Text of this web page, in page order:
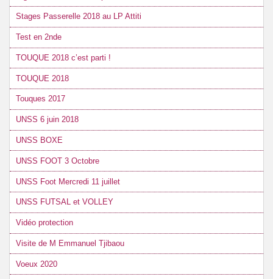
Stages Passerelle 2018 au LP Attiti
Test en 2nde
TOUQUE 2018 c’est parti !
TOUQUE 2018
Touques 2017
UNSS 6 juin 2018
UNSS BOXE
UNSS FOOT 3 Octobre
UNSS Foot Mercredi 11 juillet
UNSS FUTSAL et VOLLEY
Vidéo protection
Visite de M Emmanuel Tjibaou
Voeux 2020